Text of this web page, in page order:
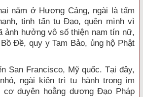
năm ở Hương Cảng, ngài là tấm
tinh tấn tu Ðạo, quên mình vì
ảnh hưởng vô số thiện nam tín nữ,
Ðề, quy y Tam Bảo, ủng hộ Phật
San Francisco, Mỹ quốc. Tại đây,
ngài kiên trì tu hành trong im
duyên hoằng dương Ðạo Pháp